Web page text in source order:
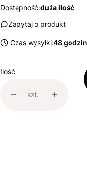
Dostępność:duża ilość
Zapytaj o produkt
Czas wysyłki:48 godzin
Ilość
szt.